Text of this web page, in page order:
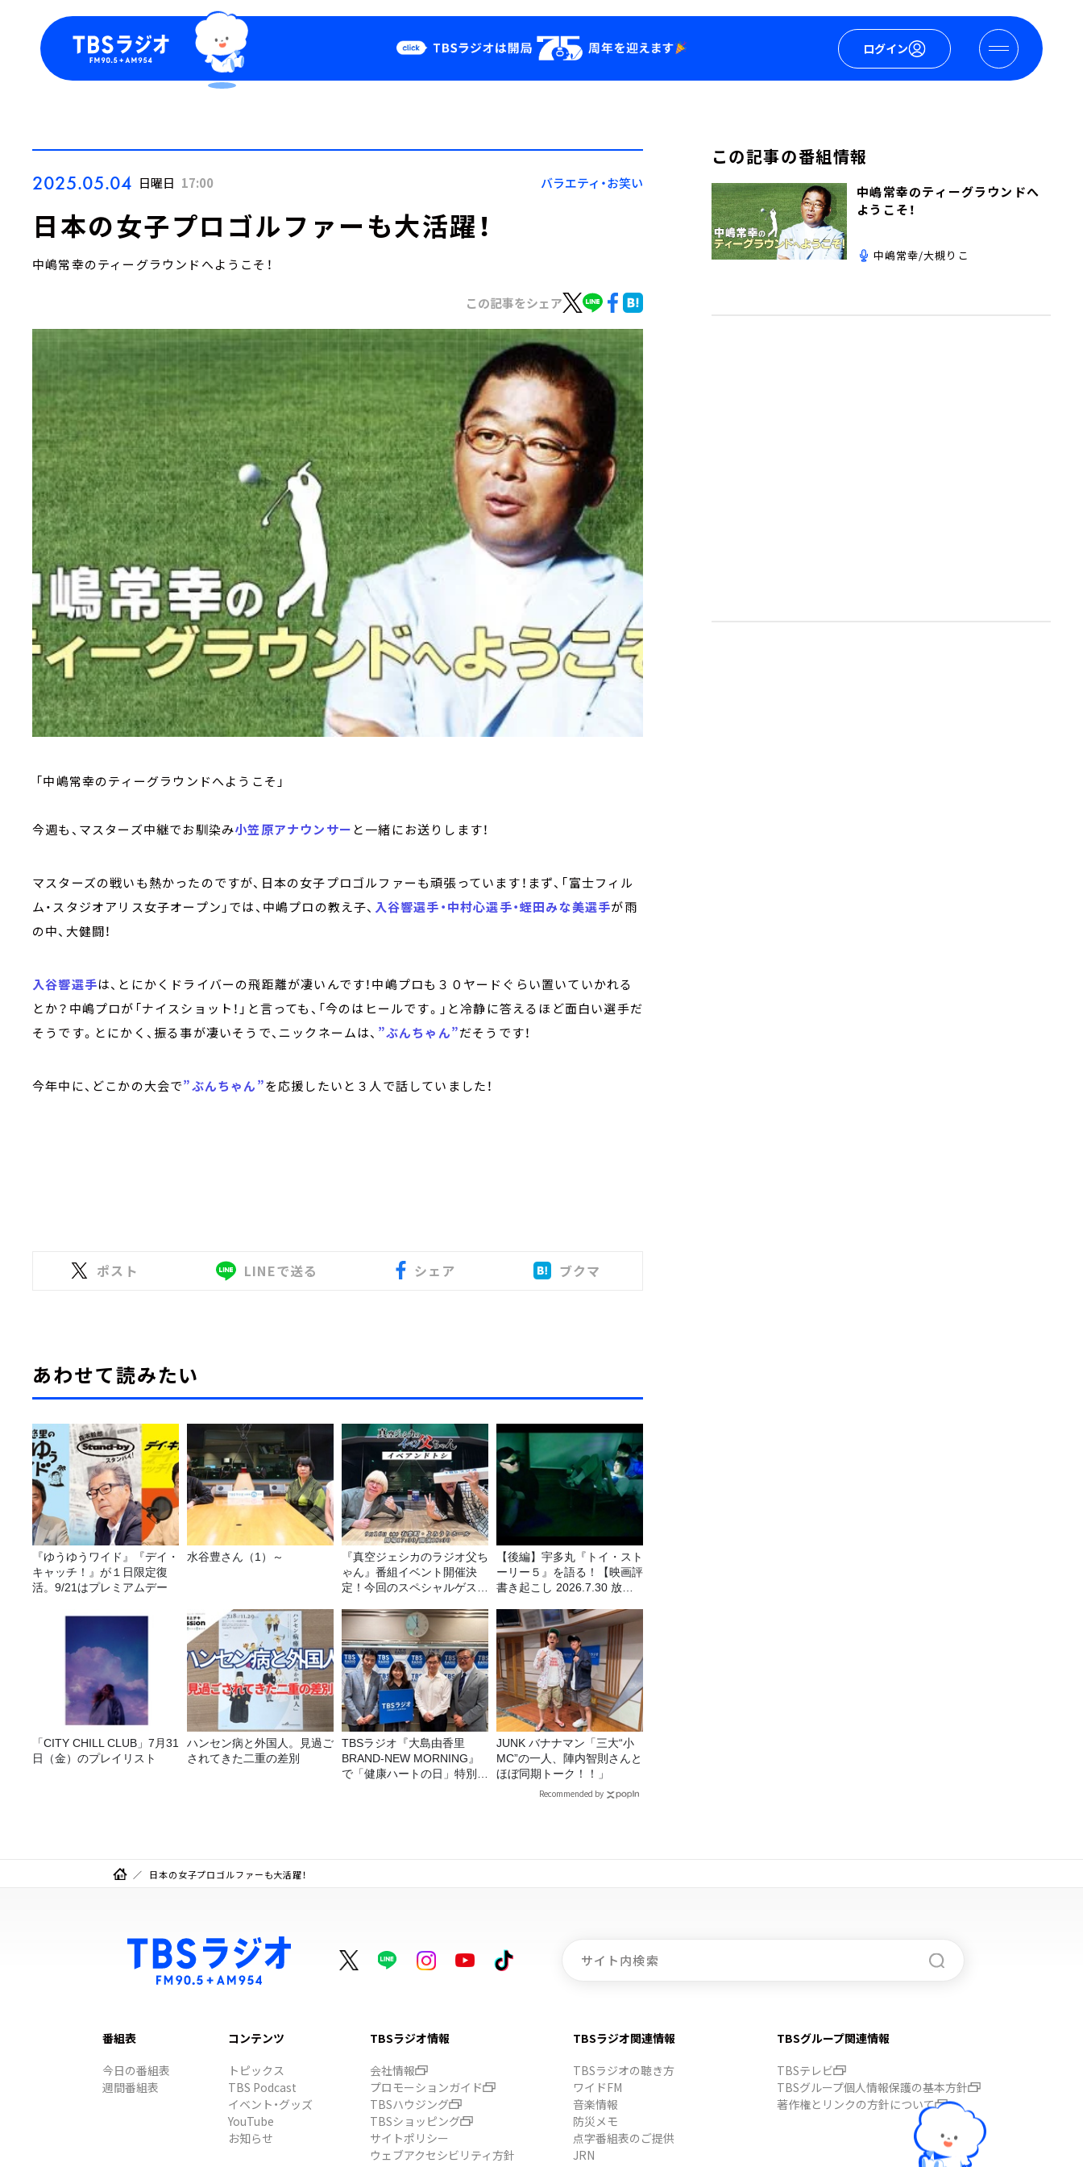
ログイン
Podcast
YouTube
会社情報
2025.05.04 日曜日 17:00 バラエティ・お笑い
日本の女子プロゴルファーも大活躍！
中嶋常幸のティーグラウンドへようこそ！
この記事をシェア
「中嶋常幸のティーグラウンドへようこそ」
今週も、マスターズ中継でお馴染み小笠原アナウンサー と一緒にお送りします！
マスターズの戦いも熱かったのですが、日本の女子プロゴルファーも頑張っています！まず、「富士フィル
ム・スタジオアリス女子オープン」では、中嶋プロの教え子、 入谷響選手・中村心選手・蛭田みな美選手が雨
の中、大健闘！
入谷響選手は、とにかくドライバーの飛距離が凄いんです！中嶋プロも３０ヤードぐらい置いていかれる
とか？中嶋プロが「ナイスショット！」と言っても、「今のはヒールです。」と冷静に答えるほど面白い選手だ
そうです。とにかく、振る事が凄いそうで、ニックネームは、 ”ぶんちゃん”だそうです！
今年中に、どこかの大会で”ぶんちゃん”を応援したいと３人で話していました！
ポスト LINEで送る シェア ブクマ
あわせて読みたい
『ゆうゆうワイド』『デイ・
キャッチ！』が１日限定復
活。9/21はプレミアムデー
水谷豊さん（1）～
『真空ジェシカのラジオ父ち
ゃん』番組イベント開催決
定！今回のスペシャルゲスト
【後編】宇多丸『トイ・スト
ーリー５』を語る！【映画評
書き起こし 2026.7.30 放
「CITY CHILL CLUB」7月31
日（金）のプレイリスト
ハンセン病と外国人。見過ご
されてきた二重の差別
TBSラジオ『大島由香里
BRAND-NEW MORNING』
で「健康ハートの日」特別企
JUNK バナナマン「三大“小
MC”の一人、陣内智則さんと
ほぼ同期トーク！！」
Recommended by
この記事の番組情報
中嶋常幸のティーグラウンドへ
ようこそ！
中嶋常幸/大槻りこ
日本の女子プロゴルファーも大活躍！
番組表
今日の番組表
週間番組表
コンテンツ
トピックス
TBS Podcast
イベント・グッズ
YouTube
お知らせ
TBSラジオ情報
会社情報
プロモーションガイド
TBSハウジング
TBSショッピング
サイトポリシー
ウェブアクセシビリティ方針
TBSラジオ関連情報
TBSラジオの聴き方
ワイドFM
音楽情報
防災メモ
点字番組表のご提供
JRN
TBSグループ関連情報
TBSテレビ
TBSグループ個人情報保護の基本方針
著作権とリンクの方針について